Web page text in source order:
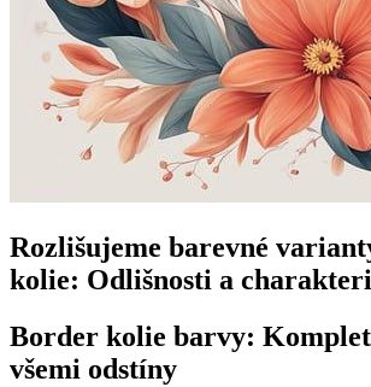
Rozlišujeme barevné
kolie: Odlišnosti a
Border kolie barvy:
všemi odstíny